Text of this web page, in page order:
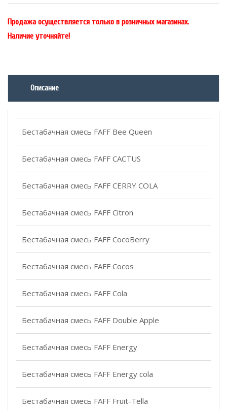
Продажа осуществляется только в розничных магазинах.
Наличие уточняйте!
Описание
Бестабачная смесь FAFF Bee Queen
Бестабачная смесь FAFF CACTUS
Бестабачная смесь FAFF CERRY COLA
Бестабачная смесь FAFF Citron
Бестабачная смесь FAFF CocoBerry
Бестабачная смесь FAFF Cocos
Бестабачная смесь FAFF Cola
Бестабачная смесь FAFF Double Apple
Бестабачная смесь FAFF Energy
Бестабачная смесь FAFF Energy cola
Бестабачная смесь FAFF Fruit-Tella